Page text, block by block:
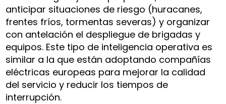
anticipar situaciones de riesgo (huracanes,
frentes fríos, tormentas severas) y organizar
con antelación el despliegue de brigadas y
equipos. Este tipo de inteligencia operativa es
similar a la que están adoptando compañías
eléctricas europeas para mejorar la calidad
del servicio y reducir los tiempos de
interrupción.